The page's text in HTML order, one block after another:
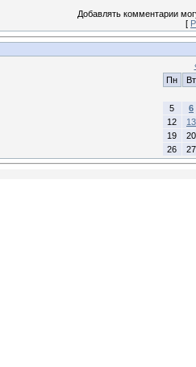
Добавлять комментарии
[
Пн
Вт
5
6
12
13
19
20
26
27